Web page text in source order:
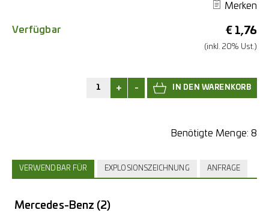
Merken
€ 1,76
(inkl. 20% Ust.)
Verfügbar
+ -
Benötigte Menge: 8
VERWENDBAR FÜR EXPLOSIONSZEICHNUNG ANFRAGE
Mercedes-Benz (2)